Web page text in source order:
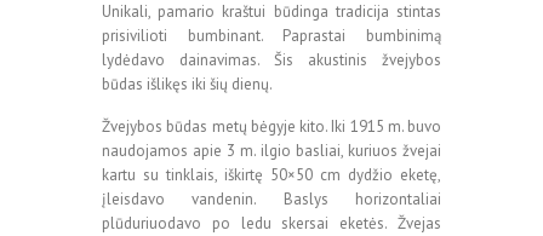
Unikali, pamario kraštui būdinga tradicija stintas
prisivilioti bumbinant. Paprastai bumbinimą
lydėdavo dainavimas. Šis akustinis žvejybos
būdas išlikęs iki šių dienų.
Žvejybos būdas metų bėgyje kito. Iki 1915 m. buvo
naudojamos apie 3 m. ilgio basliai, kuriuos žvejai
kartu su tinklais, iškirtę 50×50 cm dydžio eketę,
įleisdavo vandenin. Baslys horizontaliai
plūduriuodavo po ledu skersai eketės. Žvejas